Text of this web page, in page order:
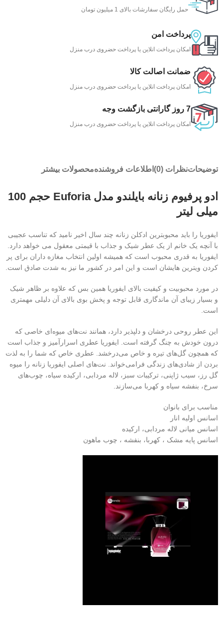
حمل رایگان سفارشات بالای 1 میلیون تومان
پرداخت امن
امکان پرداخت انلاین یا پرداخت حضروی درب منزل
ضمانت اصالت کالا
امکان پرداخت انلاین یا پرداخت حضروی درب منزل
7 روز گارانتی بازگشت وجه
امکان پرداخت انلاین یا پرداخت حضروی درب منزل
توضیحاتنظرات (0) اطلاعات فروشندهمحصولات بیشتر
ادو پرفیوم زنانه بایلندو مدل Euforia حجم 100
میلی لیتر
ایفوریا را باید محبوبترین ادکلن زنانه چند سال اخیر نامید که تناسب عجیبی
با آنچه یک خانم از یک عطر شیک و جذاب با قیمتی معقول می خواهد دارد.
ایفوریا به قدری محبوب است که همیشه اولین انتخاب مغازه داران برای پر
کردن ویترین هایشان است و این امر در کشور ما نیز به شدت صادق است.
در مورد محبوبیت و کیفیت بالای ایفوریا همین بس که علاوه بر ظاهر شیک
و بسیار زیبای آن ماندگاری قابل توجه و پخش بوی بالای آن دلیلی مهمتری
است.
این عطر روحی درخشان و دلپذیر دارد، همانند نت‌های میوه‌ای خاصی که
درون خودش به چنگ گرفته است. ایفوریا عطری اسرارآمیز و جذاب است
که همچون گل‌های تیره و خاص می‌درخشد. عطری خاص که شما را به لذت
بردن از شادی‌های زندگی فرامی‌خواند. نت‌های اصلی ایفوریا زنانه را میوه
گل رز، سیب ژاپنی، ترکیبات سبز، لاله مردابی، ارکیده سیاه، چوب‌های
سرخ، بنفشه سیاه و کهربا می‌سازند.
مناسب برای بانوان
اسانس اولیه انار
اسانس میانی لاله مردابی، ارکیده
اسانس پایه مشک ، کهربا، بنفشه ، چوب ماهون